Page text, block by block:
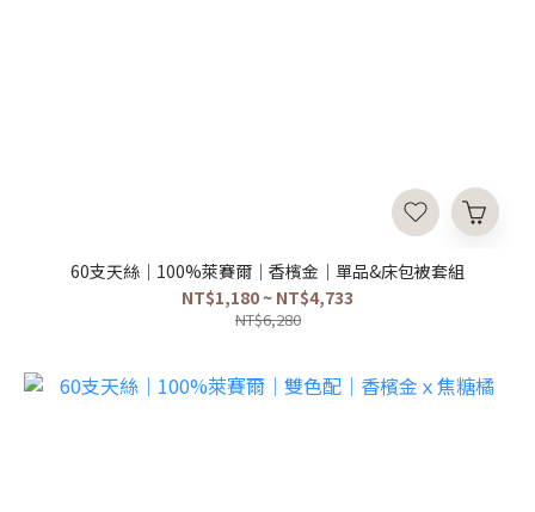
60支天絲｜100%萊賽爾｜香檳金｜單品&床包被套組
NT$1,180 ~ NT$4,733
NT$6,280